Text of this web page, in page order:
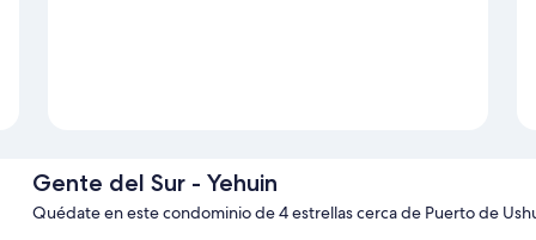
Gente del Sur - Yehuin
Quédate en este condominio de 4 estrellas cerca de Puerto de